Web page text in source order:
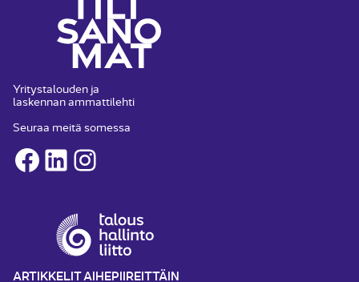
Yritystalouden ja
laskennan ammattilehti
Seuraa meitä somessa
Facebook
LinkedInInstagram
ARTIKKELIT AIHEPIIREITTÄIN